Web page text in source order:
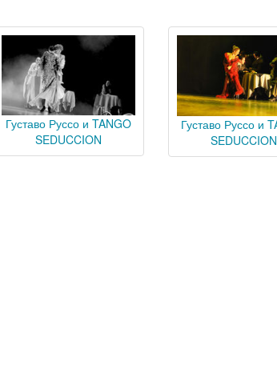
Густаво Руссо и TANGO
SEDUCCION
Густаво Руссо и
SEDUCCION